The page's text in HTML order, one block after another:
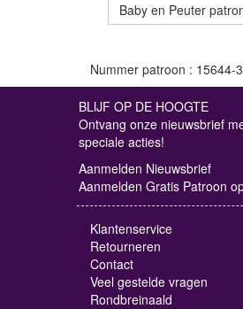
Baby en Peuter
Nummer patroon : 15644-
BLIJF OP DE HOOGTE
Ontvang onze nieuwsbrief
speciale acties!
Aanmelden Nieuwsbrief
Aanmelden Gratis Patroon
Klantenservice
Retourneren
Contact
Veel gestelde vragen
Rondbreinaald